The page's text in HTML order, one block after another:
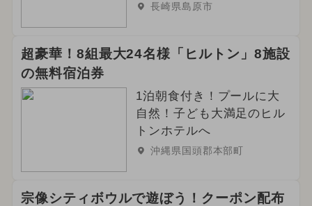
長崎県島原市
超豪華！8組最大24名様「ヒルトン」8施設
の無料宿泊券
1泊朝食付き！プールに大
自然！子ども大満足のヒル
トンホテルへ
沖縄県国頭郡本部町
宗像シティボウルで遊ぼう！クーポン配布